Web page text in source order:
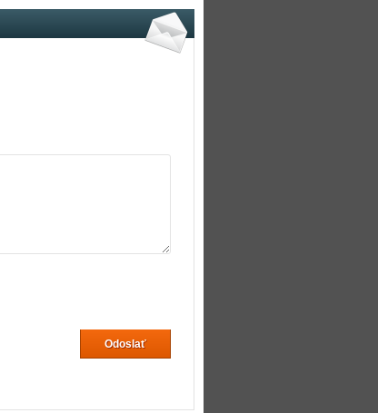
Odoslať